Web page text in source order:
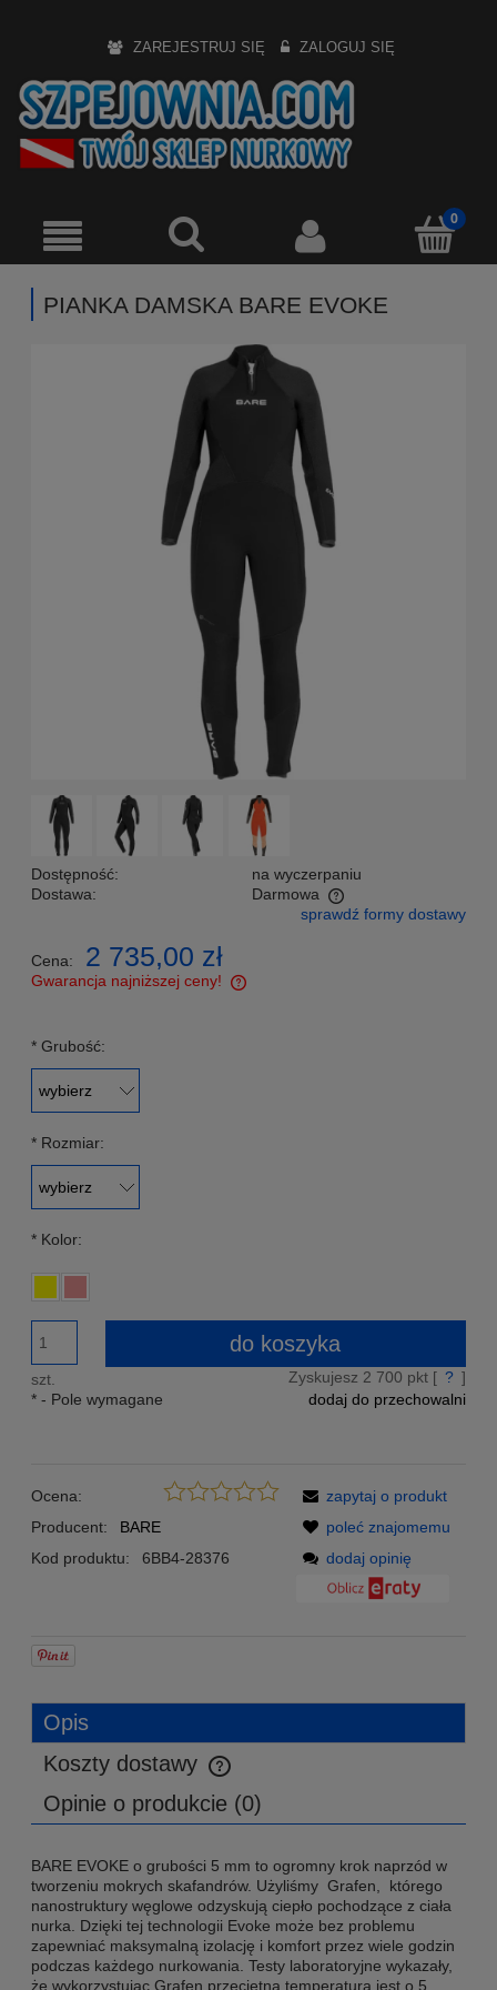
ZAREJESTRUJ SIĘ ZALOGUJ SIĘ
PIANKA DAMSKA BARE EVOKE
Dostępność:
na wyczerpaniu
Dostawa:
Darmowa
Cena nie zawiera ewentualnych kosztów płatnościsprawdź formy dostawy
Cena: 2 735,00 zł
Gwarancja najniższej ceny!
* Grubość:
* Rozmiar:
* Kolor:
szt.
do koszyka
Zyskujesz 2 700 pkt [ ? ]
dodaj do przechowalni
* - Pole wymagane
Ocena:
Producent:
BARE
Kod produktu:
6BB4-28376
zapytaj o produkt
poleć znajomemu
dodaj opinię
Opis
Koszty dostawy
Cena nie zawiera ewentualnych kosztów płatności
Opinie o produkcie (0)
BARE EVOKE o grubości 5 mm to ogromny krok naprzód w
tworzeniu mokrych skafandrów. Użyliśmy Grafen, którego
nanostruktury węglowe odzyskują ciepło pochodzące z ciała
nurka. Dzięki tej technologii Evoke może bez problemu
zapewniać maksymalną izolację i komfort przez wiele godzin
podczas każdego nurkowania. Testy laboratoryjne wykazały,
że wykorzystując Grafen przeciętna temperatura jest o 5